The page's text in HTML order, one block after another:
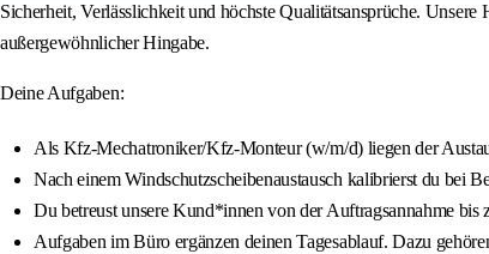
Sicherheit, Verlässlichkeit und höchste Qualitätsansprüche.
außergewöhnlicher Hingabe.
Deine Aufgaben:
Als Kfz-Mechatroniker/Kfz-Monteur (w/m/d) liegen der
Nach einem Windschutzscheibenaustausch kalibrierst du bei
Du betreust unsere Kund*innen von der Auftragsannahme bis
Aufgaben im Büro ergänzen deinen Tagesablauf. Dazu